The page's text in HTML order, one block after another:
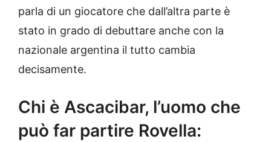
parla di un giocatore che dall’altra parte è
stato in grado di debuttare anche con la
nazionale argentina il tutto cambia
decisamente.
Chi è Ascacibar, l’uomo che
può far partire Rovella: